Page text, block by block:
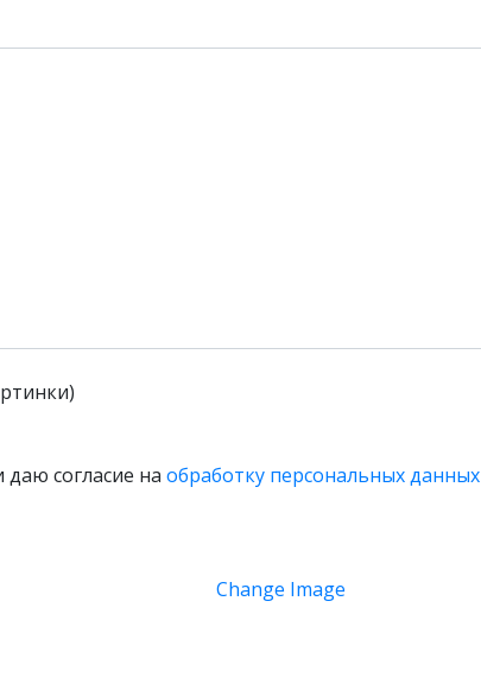
даю согласие на обработку персональных данных
Change Image